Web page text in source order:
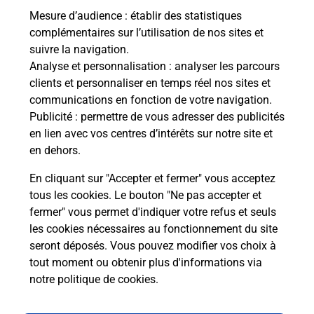
Mesure d’audience : établir des statistiques
complémentaires sur l’utilisation de nos sites et
suivre la navigation.
Analyse et personnalisation : analyser les parcours
clients et personnaliser en temps réel nos sites et
communications en fonction de votre navigation.
Publicité : permettre de vous adresser des publicités
en lien avec vos centres d’intérêts sur notre site et
en dehors.
En cliquant sur "Accepter et fermer" vous acceptez
tous les cookies. Le bouton "Ne pas accepter et
fermer" vous permet d'indiquer votre refus et seuls
les cookies nécessaires au fonctionnement du site
seront déposés. Vous pouvez modifier vos choix à
tout moment ou obtenir plus d'informations via
notre politique de cookies.
Boîte aux Lettres La Poste
Prochaine collecte du courrierlundià 15h00
5 Rue Des Combets
21410
Fleurey Sur Ouche
Itinéraire
Le lien s'ouvre dans un nouvel onglet
Localiser Liste Boîtes aux lettres
Côte-d'Or
Fleurey Sur Ouche